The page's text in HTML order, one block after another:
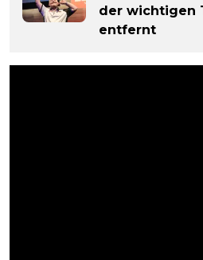
der wichtigen
entfernt